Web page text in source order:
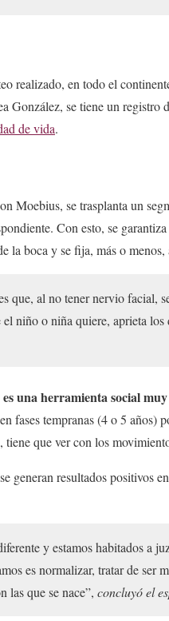
realizado, en todo el
González, se tiene un registro
de vida.
Moebius, se trasplanta un
Con esto, se garantiza
la boca y se fija, más o
que, al no tener nervio facial,
niño o niña quiere, aprieta
es una herramienta social
fases tempranas (4 o 5 años)
tiene que ver con los
generan resultados positivos
y estamos habitados a
es normalizar, tratar de ser
las que se nace”, concluyó el